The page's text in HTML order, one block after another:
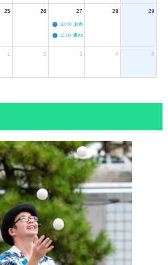
25 26 27
10:00 お寺のジャグリング教室
11:00 夜のボードゲーム会
28 29
1 2 3 4 5